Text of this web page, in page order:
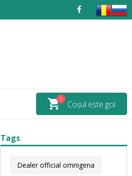
Coșul este gol
0
Tags
Dealer official omnigena